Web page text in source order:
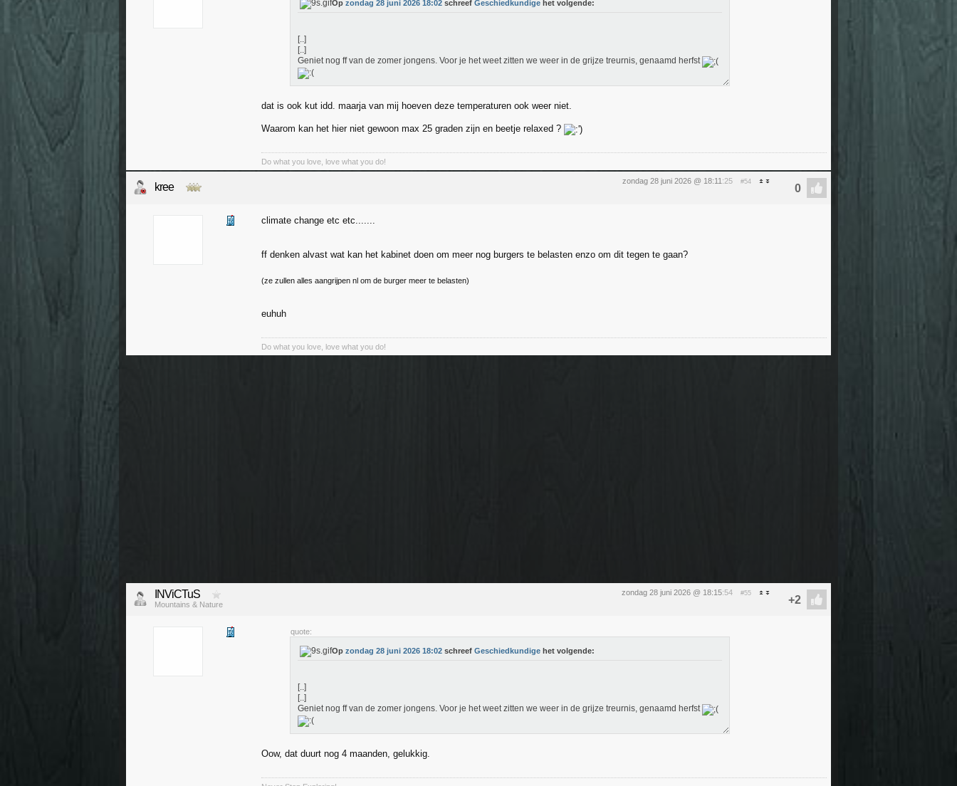
Op zondag 28 juni 2026 18:02 schreef Geschiedkundige het volgende:
[..]
[..]
Geniet nog ff van de zomer jongens. Voor je het weet zitten we weer in de grijze treurnis, genaamd herfst
dat is ook kut idd. maarja van mij hoeven deze temperaturen ook weer niet.
Waarom kan het hier niet gewoon max 25 graden zijn en beetje relaxed ?
Do what you love, love what you do!
zondag 28 juni 2026 @ 18:11 :25 #54
kree
climate change etc etc.......
ff denken alvast wat kan het kabinet doen om meer nog burgers te belasten enzo om dit tegen te gaan?
(ze zullen alles aangrijpen nl om de burger meer te belasten)
euhuh
Do what you love, love what you do!
zondag 28 juni 2026 @ 18:15:54 #55
INViCTuS
Mountains & Nature
quote:
Op zondag 28 juni 2026 18:02 schreef Geschiedkundige het volgende:
[..]
[..]
Geniet nog ff van de zomer jongens. Voor je het weet zitten we weer in de grijze treurnis, genaamd herfst
Oow, dat duurt nog 4 maanden, gelukkig.